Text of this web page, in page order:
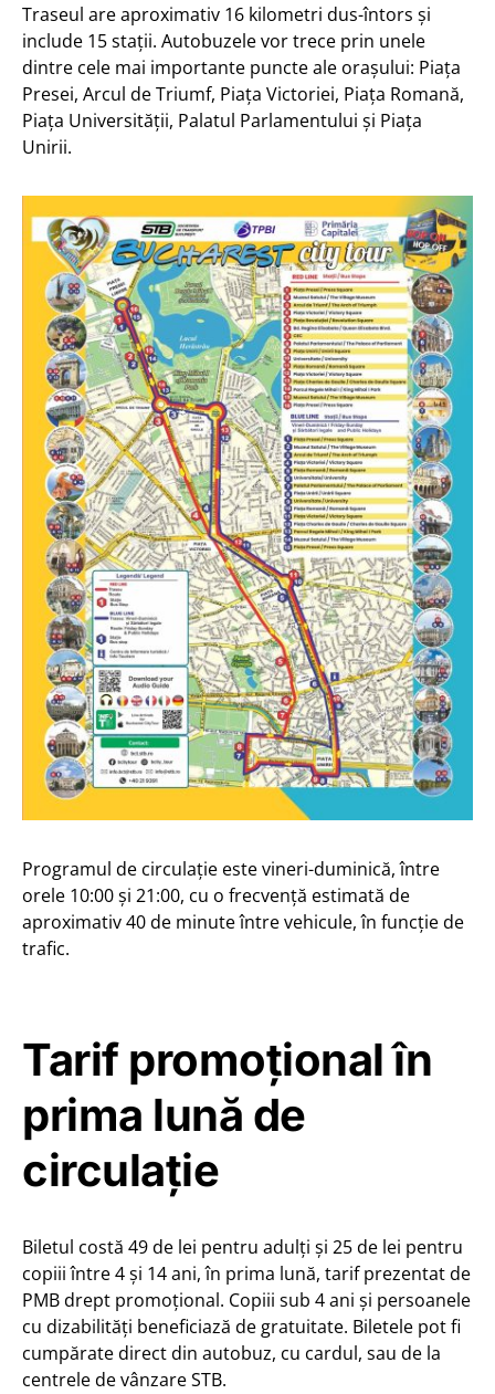
Traseul are aproximativ 16 kilometri dus-întors și
include 15 stații. Autobuzele vor trece prin unele
dintre cele mai importante puncte ale orașului: Piața
Presei, Arcul de Triumf, Piața Victoriei, Piața Romană,
Piața Universității, Palatul Parlamentului și Piața
Unirii.
Programul de circulație este vineri-duminică, între
orele 10:00 și 21:00, cu o frecvență estimată de
aproximativ 40 de minute între vehicule, în funcție de
trafic.
Tarif promoțional în
prima lună de
circulație
Biletul costă 49 de lei pentru adulți și 25 de lei pentru
copiii între 4 și 14 ani, în prima lună, tarif prezentat de
PMB drept promoțional. Copiii sub 4 ani și persoanele
cu dizabilități beneficiază de gratuitate. Biletele pot fi
cumpărate direct din autobuz, cu cardul, sau de la
centrele de vânzare STB.